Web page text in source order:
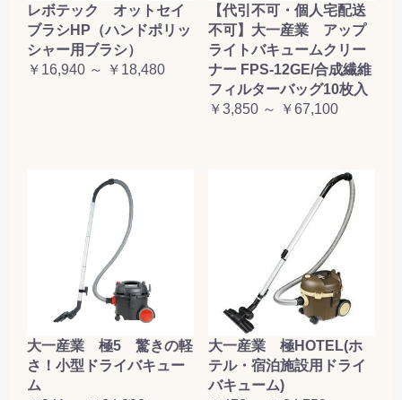
レボテック オットセイ
ブラシHP（ハンドポリッ
シャー用ブラシ）
￥16,940 ～ ￥18,480
【代引不可・個人宅配送
不可】大一産業 アップ
ライトバキュームクリー
ナー FPS-12GE/合成繊維
フィルターバッグ10枚入
￥3,850 ～ ￥67,100
大一産業 極5 驚きの軽
さ！小型ドライバキュー
ム
大一産業 極HOTEL(ホ
テル・宿泊施設用ドライ
バキューム)